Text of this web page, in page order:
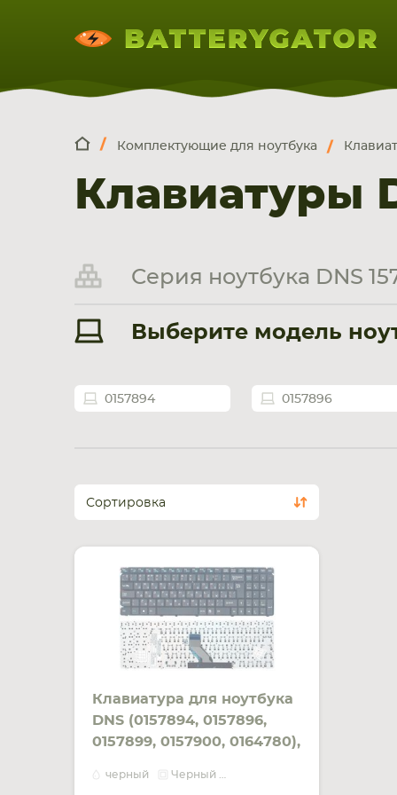
НОУТБУКА
ПЛАНШЕТА
Комплектующие для ноутбука
Клавиатуры
Серия ноутбука DNS
Выберите модель
0157894 0157896
Сортировка
Клавиатура для ноутбука
DNS (0157894, 0157896,
0157899, 0157900, 0164780),
MT50IN) Black, Black
черный